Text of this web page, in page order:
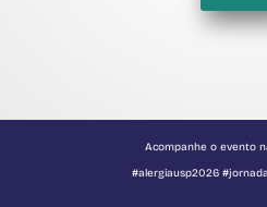
Acompanhe o evento
#alergiausp2026